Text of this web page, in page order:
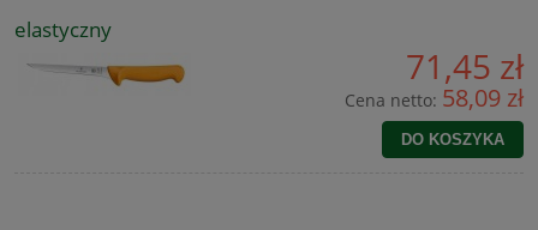
elastyczny
71,45 zł
Cena netto: 58,09 zł
DO KOSZYKA